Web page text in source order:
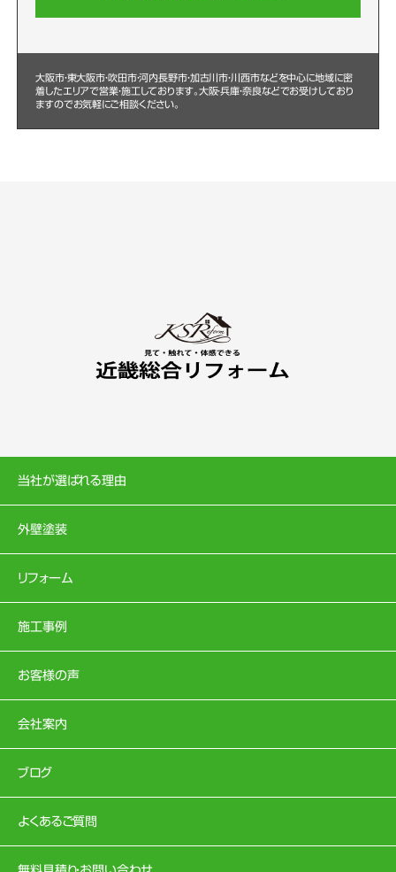
大阪市・東大阪市・吹田市・河内長野市・加古川市・川西市などを中心に地域に密
着したエリアで営業・施工しております。大阪・兵庫・奈良などでお受けしており
ますのでお気軽にご相談ください。
当社が選ばれる理由
外壁塗装
リフォーム
施工事例
お客様の声
会社案内
ブログ
よくあるご質問